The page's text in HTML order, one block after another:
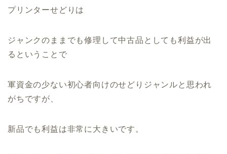
プリンターせどりは
ジャンクのままでも修理して中古品としても利益が出
るということで
軍資金の少ない初心者向けのせどりジャンルと思われ
がちですが、
新品でも利益は非常に大きいです。